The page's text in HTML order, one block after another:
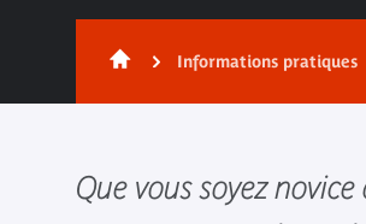
Informations pratiques
Que vous soyez